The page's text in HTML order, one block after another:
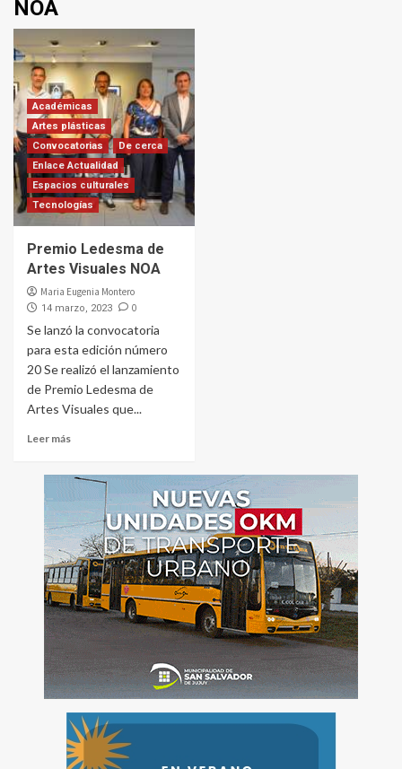
NOA
Académicas
Artes plásticas
Convocatorias
De cerca
Enlace Actualidad
Espacios culturales
Tecnologías
Premio Ledesma de
Artes Visuales NOA
Maria Eugenia Montero
14 marzo, 2023 0
Se lanzó la convocatoria
para esta edición número
20 Se realizó el lanzamiento
de Premio Ledesma de
Artes Visuales que...
Leer más